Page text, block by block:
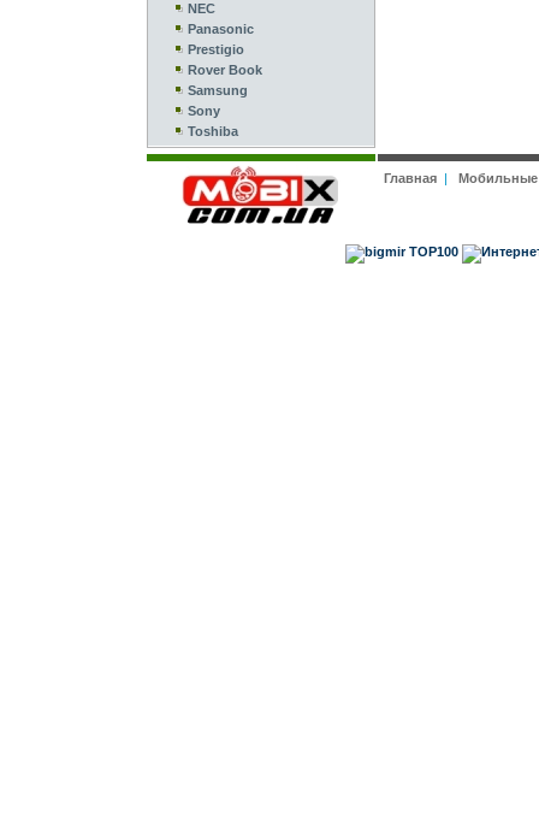
NEC
Panasonic
Prestigio
Rover Book
Samsung
Sony
Toshiba
Главная|